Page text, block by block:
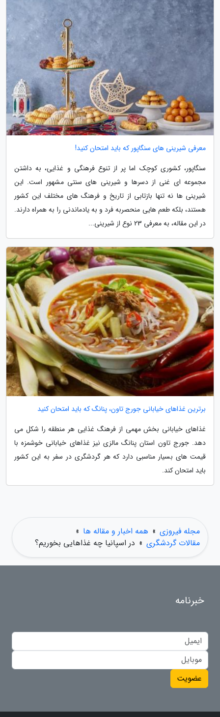
معرفی شیرینی های سنگاپور که باید امتحان کنید!
سنگاپور، کشوری کوچک اما پر از تنوع فرهنگی و غذایی، به داشتن
مجموعه ای غنی از دسرها و شیرینی های سنتی مشهور است. این
شیرینی ها نه تنها بازتابی از تاریخ و فرهنگ های مختلف این کشور
هستند، بلکه طعم هایی منحصربه فرد و به یادماندنی را به همراه دارند.
در این مقاله، به معرفی 23 نوع از شیرینی...
برترین غذاهای خیابانی جورج تاون، پنانگ که باید امتحان کنید
غذاهای خیابانی بخش مهمی از فرهنگ غذایی هر منطقه را شکل می
دهد. جورج تاون استان پنانگ مالزی نیز غذاهای خیابانی خوشمزه با
قیمت های بسیار مناسبی دارد که هر گردشگری در سفر به این کشور
باید امتحان کند.
مجله فیروزی » همه اخبار و مقاله ها »
مقالات گردشگری » در اسپانیا چه غذاهایی بخوریم؟
خبرنامه
عضویت